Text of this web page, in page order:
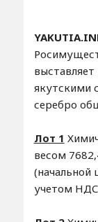
якутскими
серебро
Лот 1
весом
(начальной
учетом